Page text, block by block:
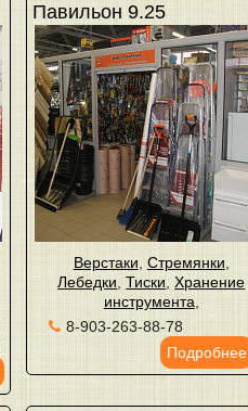
Павильон 9.25
Верстаки Стремянки
Лебедки ,Тиски ,Хранение
инструмента
8-903-263-88-78
Подробнее